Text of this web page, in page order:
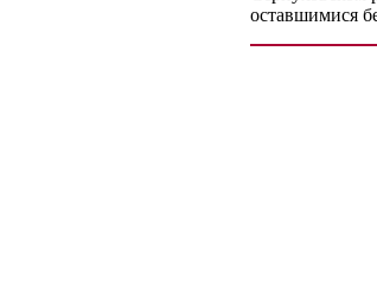
оставшимися